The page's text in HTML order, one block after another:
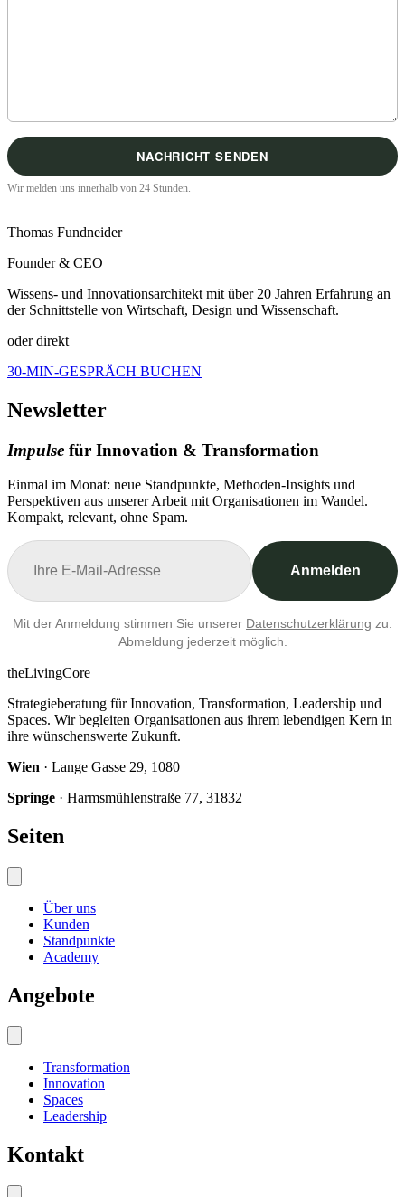
Wir melden uns innerhalb von 24 Stunden.
Thomas Fundneider
Founder & CEO
Wissens- und Innovationsarchitekt mit über 20 Jahren Erfahrung an
der Schnittstelle von Wirtschaft, Design und Wissenschaft.
oder direkt
30-MIN-GESPRÄCH BUCHEN
Newsletter
Impulse für Innovation & Transformation
Einmal im Monat: neue Standpunkte, Methoden-Insights und
Perspektiven aus unserer Arbeit mit Organisationen im Wandel.
Kompakt, relevant, ohne Spam.
Anmelden
Mit der Anmeldung stimmen Sie unserer Datenschutzerklärung zu.
Abmeldung jederzeit möglich.
theLivingCore
Strategieberatung für Innovation, Transformation, Leadership und
Spaces. Wir begleiten Organisationen aus ihrem lebendigen Kern in
ihre wünschenswerte Zukunft.
Wien · Lange Gasse 29, 1080
Springe · Harmsmühlenstraße 77, 31832
Seiten
Über uns
Kunden
Standpunkte
Academy
Angebote
Transformation
Innovation
Spaces
Leadership
Kontakt